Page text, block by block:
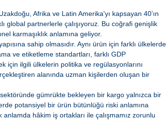
Afrika ve Latin Amerika'yı kapsayan 40’ın
global partnerlerle çalışıyoruz. Bu coğrafi genişlik
karmaşıklık anlamına geliyor.
sahip olmasıdır. Aynı ürün için farklı ülkelerde
ve etiketleme standartları, farklı GDP
için ilgili ülkelerin politika ve regülasyonlarını
alanında uzman kişilerden oluşan bir
gümrükte bekleyen bir kargo yalnızca bir
potansiyel bir ürün bütünlüğü riski anlamına
hâkim iş ortakları ile çalışmamız zorunlu